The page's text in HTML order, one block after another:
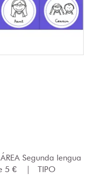
ÁREA Segunda lengua
5 € |
TIPO